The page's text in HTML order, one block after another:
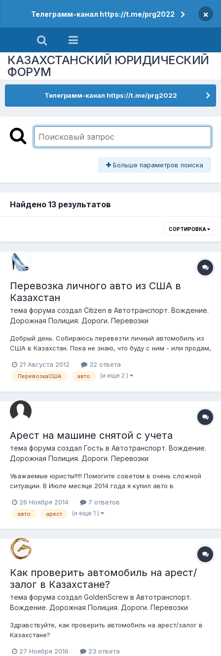
Телеграмм-канал https://t.me/prg2022 ×
КАЗАХСТАНСКИЙ ЮРИДИЧЕСКИЙ
ФОРУМ
Телеграмм-канал https://t.me/prg2022
Больше параметров поиска
Найдено 13 результатов
СОРТИРОВКА
Перевозка личного авто из США в
Казахстан
тема форума создал Citizen в Автотранспорт. Вождение.
Дорожная Полиция. Дороги. Перевозки
Добрый день. Собираюсь перевезти личный автомобиль из
США в Казахстан. Пока не знаю, что буду с ним - или продам,
Есть ли разница в уплате таможенных пошлин, налогов в
отношении автомобиля для личного пользования и для
21 Августа 2012 32 ответа
ПеревозкаСША авто (и еще 2 )
Арест на машине снятой с учета
тема форума создал Гость в Автотранспорт. Вождение.
Дорожная Полиция. Дороги. Перевозки
Уважаемые юристы!!!!! Помогите советом в очень сложной
ситуации. В Июле месяце 2014 года я купил авто в
присутствии снял машину с учета и я поставив машину на
транзитный номер благополучно перегнал ее в Алматы. Где
26 Ноября 2014 7 ответов
авто арест (и еще 1 )
Как проверить автомобиль на арест/
залог в Казахстане?
тема форума создал GoldenScrew в Автотранспорт.
Вождение. Дорожная Полиция. Дороги. Перевозки
Здравствуйте, как проверить автомобиль на арест/залог в
Казахстане?
27 Ноября 2016 23 ответа